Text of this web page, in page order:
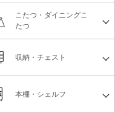
こたつ・ダイニングこ
たつ
収納・チェスト
本棚・シェルフ